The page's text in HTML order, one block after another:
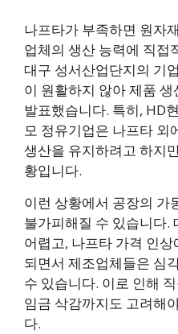
나프타가 부족하면 원자
업체의 생산 능력에 직접
대구 성서산업단지의 기
이 원활하지 않아 제품
발표했습니다. 특히, HD
모 정유기업은 나프타 외
생산을 유지하려고 하지
황입니다.
이런 상황에서 공장의 가
불가피해질 수 있습니다.
어렵고, 나프타 가격 인
되면서 제조업체들은 심
수 있습니다. 이로 인해
임금 삭감까지도 고려해
다.